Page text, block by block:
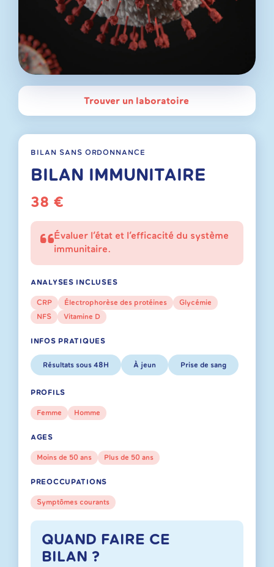
Trouver un laboratoire
BILAN SANS ORDONNANCE
BILAN IMMUNITAIRE
38 €
Évaluer l’état et l’efficacité du système
immunitaire.
ANALYSES INCLUSES
CRP Électrophorèse des protéines
Glycémie
NFS
Vitamine D
INFOS PRATIQUES
Résultats sous 48H À jeun Prise de sang
PROFILS
Femme Homme
AGES
Moins de 50 ans Plus de 50 ans
PREOCCUPATIONS
Symptômes courants
QUAND FAIRE CE
BILAN ?